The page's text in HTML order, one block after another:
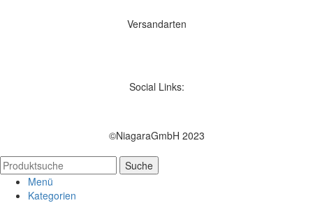
Versandarten
Social Links:
©NiagaraGmbH 2023
Suche
Menü
Kategorien